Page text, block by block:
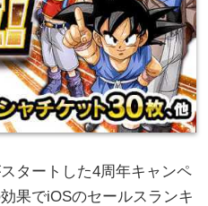
タートした4周年キャンペ
果でiOSのセールスランキ